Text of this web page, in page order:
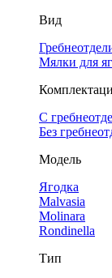
Вид
Мялки для
С
Без
Модель
Ягодка
Malvasia
Molinara
Rondinella
Тип